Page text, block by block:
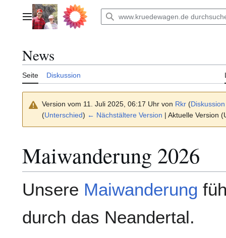
springenHauptmenü
News
Seite Diskussion
Version vom 11. Juli 2025, 06:17 Uhr von Rkr (Diskussion
(Unterschied) ← Nächstältere Version | Aktuelle Version
Maiwanderung 2026
Unsere Maiwanderung
durch das Neandertal.